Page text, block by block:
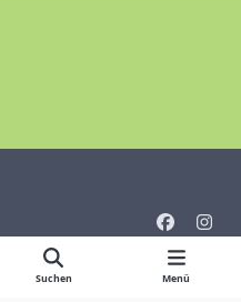
a
n
s
Datenschutz
Suchen Menü